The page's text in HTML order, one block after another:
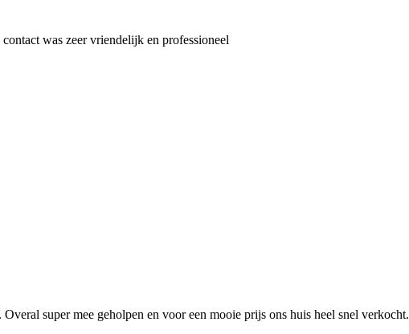
was zeer vriendelijk en professioneel
super mee geholpen en voor een mooie prijs ons huis heel snel verkocht.